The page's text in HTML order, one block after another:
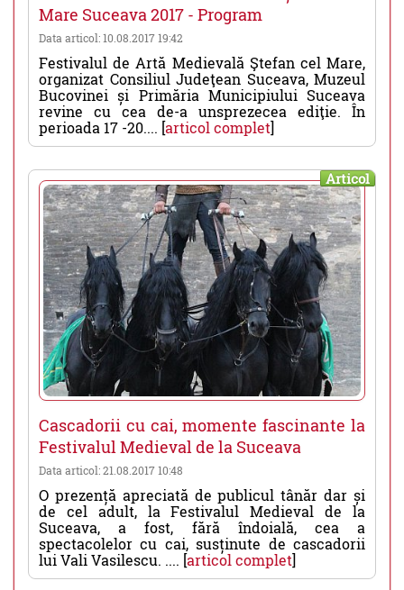
Mare Suceava 2017 - Program
Data articol: 10.08.2017 19:42
Festivalul de Artă Medievală Ştefan cel Mare,
organizat Consiliul Judeţean Suceava, Muzeul
Bucovinei și Primăria Municipiului Suceava
revine cu cea de-a unsprezecea ediţie. În
perioada 17 -20.... [articol complet]
Articol
Cascadorii cu cai, momente fascinante la
Festivalul Medieval de la Suceava
Data articol: 21.08.2017 10:48
O prezență apreciată de publicul tânăr dar și
de cel adult, la Festivalul Medieval de la
Suceava, a fost, fără îndoială, cea a
spectacolelor cu cai, susținute de cascadorii
lui Vali Vasilescu. .... [articol complet]